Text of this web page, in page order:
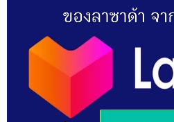
แต่ไม่เป็นไรค่ะ เพราะวันนี้เรามีเคล็
เป็นเรื่องสนุกได้ โดยไม่ทิ้งร่องรอยคร
หัวอีกต่อไป